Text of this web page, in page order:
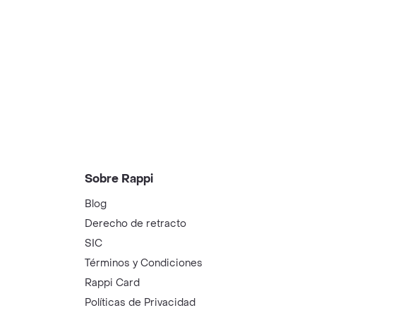
Sobre Rappi
Blog
Derecho de retracto
SIC
Términos y Condiciones
Rappi Card
Políticas de Privacidad